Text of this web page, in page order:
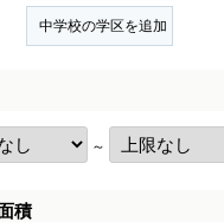
～
積